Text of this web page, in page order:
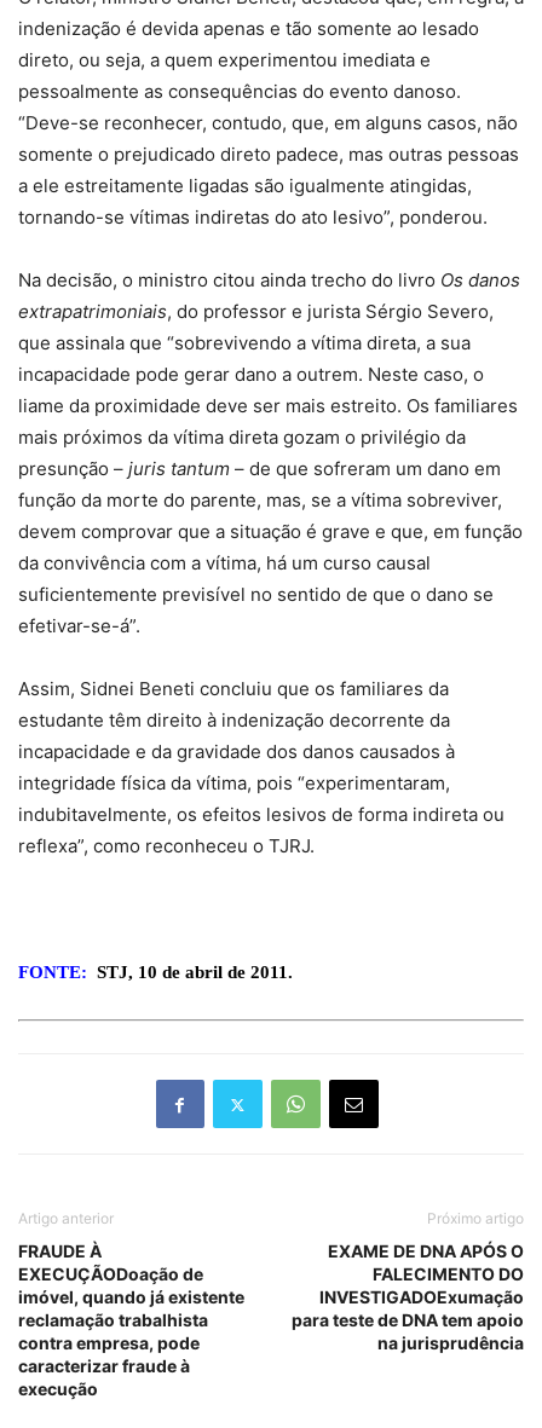
indenização é devida apenas e tão somente ao lesado
direto, ou seja, a quem experimentou imediata e
pessoalmente as consequências do evento danoso.
“Deve-se reconhecer, contudo, que, em alguns casos, não
somente o prejudicado direto padece, mas outras pessoas
a ele estreitamente ligadas são igualmente atingidas,
tornando-se vítimas indiretas do ato lesivo”, ponderou.
Na decisão, o ministro citou ainda trecho do livro Os danos
extrapatrimoniais, do professor e jurista Sérgio Severo,
que assinala que “sobrevivendo a vítima direta, a sua
incapacidade pode gerar dano a outrem. Neste caso, o
liame da proximidade deve ser mais estreito. Os familiares
mais próximos da vítima direta gozam o privilégio da
presunção – juris tantum – de que sofreram um dano em
função da morte do parente, mas, se a vítima sobreviver,
devem comprovar que a situação é grave e que, em função
da convivência com a vítima, há um curso causal
suficientemente previsível no sentido de que o dano se
efetivar-se-á”.
Assim, Sidnei Beneti concluiu que os familiares da
estudante têm direito à indenização decorrente da
incapacidade e da gravidade dos danos causados à
integridade física da vítima, pois “experimentaram,
indubitavelmente, os efeitos lesivos de forma indireta ou
reflexa”, como reconheceu o TJRJ.
FONTE: STJ, 10 de abril de 2011.
Artigo anterior
FRAUDE À
EXECUÇÃODoação de
imóvel, quando já existente
reclamação trabalhista
contra empresa, pode
caracterizar fraude à
execução
Próximo artigo
EXAME DE DNA APÓS O
FALECIMENTO DO
INVESTIGADOExumação
para teste de DNA tem apoio
na jurisprudência